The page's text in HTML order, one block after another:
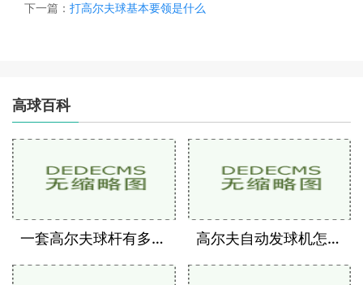
下一篇： 打高尔夫球基本要领是什么
高球百科
一套高尔夫球杆有多少支 高尔夫自动发球机怎么用